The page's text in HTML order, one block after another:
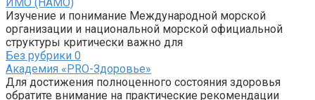
Изучение и понимание Международной морской
организации и национальной морской официальной
структуры критически важно для
Без рубрики 0
Академия «PRO-Здоровье»
Для достижения полноценного состояния здоровья
обратите внимание на практические рекомендации